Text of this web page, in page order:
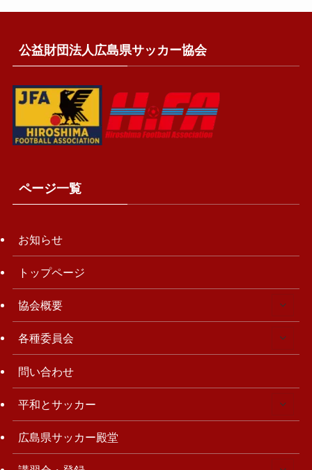
公益財団法人広島県サッカー協会
ページ一覧
お知らせ
トップページ
協会概要
各種委員会
問い合わせ
平和とサッカー
広島県サッカー殿堂